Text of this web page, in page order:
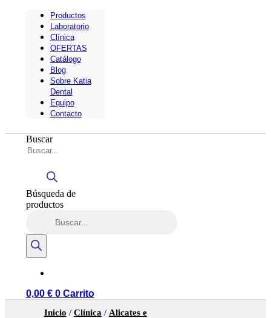
Productos
Laboratorio
Clínica
OFERTAS
Catálogo
Blog
Sobre Katia
Dental
Equipo
Contacto
Buscar
Búsqueda de
productos
0,00 € 0 Carrito
Inicio /Clínica / Alicates e